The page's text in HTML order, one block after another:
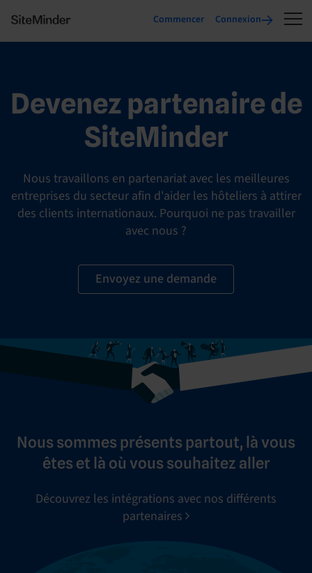
Commencer Connexion
Devenez partenaire de
SiteMinder
Nous travaillons en partenariat avec les meilleures
entreprises du secteur afin d'aider les hôteliers à attirer
des clients internationaux. Pourquoi ne pas travailler
avec nous ?
Envoyez une demande
Nous sommes présents partout, là vous
êtes et là où vous souhaitez aller
Découvrez les intégrations avec nos différents
partenaires